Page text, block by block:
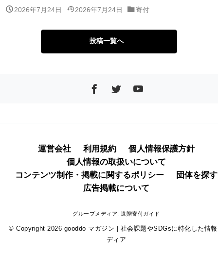
2026年7月24日 2026年7月24日 寄付
投稿一覧へ
運営会社 利用規約
個人情報保護方針
個人情報の取扱いについて
コンテンツ制作・掲載に関するポリシー
団体を探す
広告掲載について
グループメディア:遺贈寄付ガイド
© Copyright 2026 gooddo マガジン | 社会課題やSDGsに特化した情
ディア